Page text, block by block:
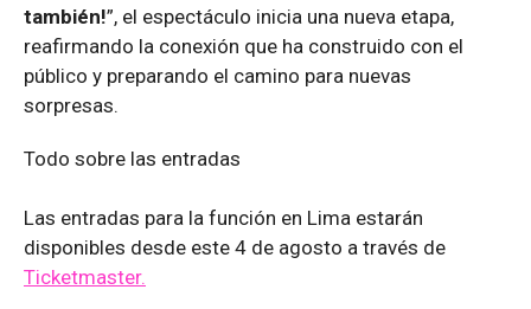
también!”, el espectáculo inicia una nueva etapa,
reafirmando la conexión que ha construido con el
público y preparando el camino para nuevas
sorpresas.
Todo sobre las entradas
Las entradas para la función en Lima estarán
disponibles desde este 4 de agosto a través de
Ticketmaster.